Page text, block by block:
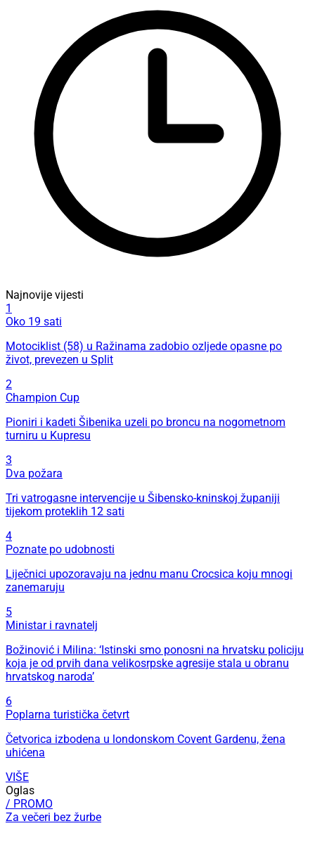
Najnovije vijesti
1
Oko 19 sati
Motociklist (58) u Ražinama zadobio ozljede opasne po
život, prevezen u Split
2
Champion Cup
Pioniri i kadeti Šibenika uzeli po broncu na nogometnom
turniru u Kupresu
3
Dva požara
Tri vatrogasne intervencije u Šibensko-kninskoj županiji
tijekom proteklih 12 sati
4
Poznate po udobnosti
Liječnici upozoravaju na jednu manu Crocsica koju mnogi
zanemaruju
5
Ministar i ravnatelj
Božinović i Milina: ‘Istinski smo ponosni na hrvatsku policiju
koja je od prvih dana velikosrpske agresije stala u obranu
hrvatskog naroda’
6
Poplarna turistička četvrt
Četvorica izbodena u londonskom Covent Gardenu, žena
uhićena
VIŠE
Oglas
/ PROMO
Za večeri bez žurbe